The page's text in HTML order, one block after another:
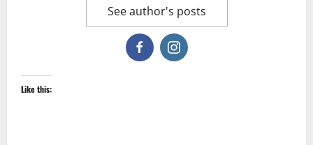
See author's posts
Like this: